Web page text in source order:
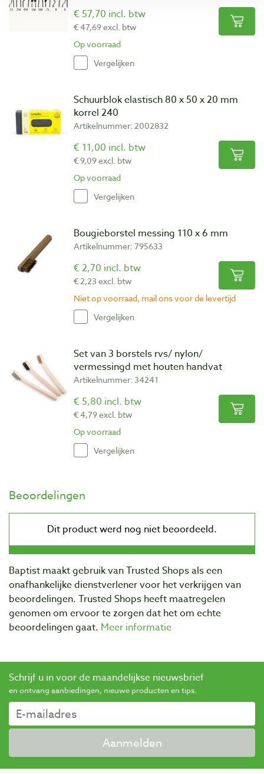
€ 57,70 incl. btw
€ 47,69 excl. btw
Op voorraad
Vergelijken
Schuurblok elastisch 80 x 50 x 20 mm
korrel 240
Artikelnummer: 2002832
€ 11,00 incl. btw
€ 9,09 excl. btw
Op voorraad
Vergelijken
Bougieborstel messing 110 x 6 mm
Artikelnummer: 795633
€ 2,70 incl. btw
€ 2,23 excl. btw
Niet op voorraad, mail ons voor de levertijd
Vergelijken
Set van 3 borstels rvs/ nylon/
vermessingd met houten handvat
Artikelnummer: 34241
€ 5,80 incl. btw
€ 4,79 excl. btw
Op voorraad
Vergelijken
Beoordelingen
Baptist maakt gebruik van Trusted Shops als een
onafhankelijke dienstverlener voor het verkrijgen van
beoordelingen. Trusted Shops heeft maatregelen
genomen om ervoor te zorgen dat het om echte
beoordelingen gaat. Meer informatie
Schrijf u in voor de maandelijkse nieuwsbrief
en ontvang aanbiedingen, nieuwe producten en tips.
Aanmelden